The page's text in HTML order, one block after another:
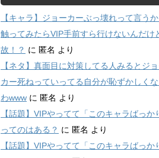
【キャラ】ジョーカーぶっ壊れって言う
触ってみたらVIP手前すら行けないんだけ
故！？ に 匿名 より
【ネタ】真面目に対策してる人みるとジ
カー死ねっていってる自分が恥ずかしくな
わwww に 匿名 より
【話題】VIPやってて「このキャラばっか
ってのはある？ に 匿名 より
【話題】VIPやってて「このキャラばっか